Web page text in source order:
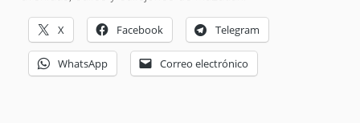
X Facebook Telegram
WhatsApp Correo electrónico